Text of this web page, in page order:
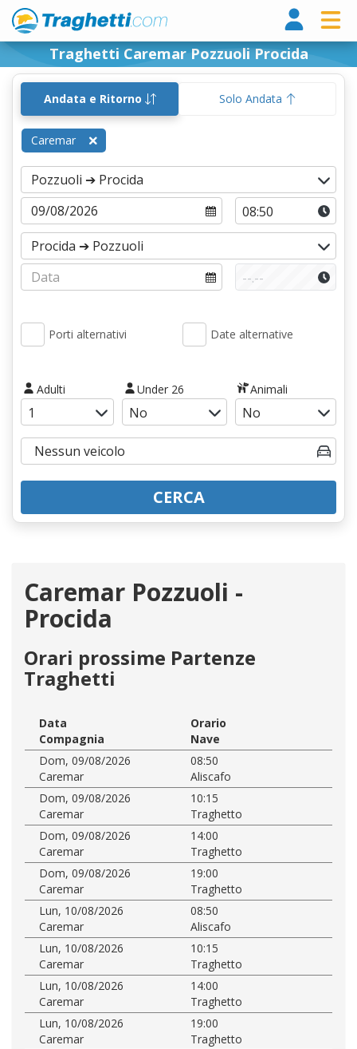
Traghetti Caremar Pozzuoli Procida
Andata e Ritorno Solo Andata
Caremar
Porti alternativi Date alternative
Adulti Under 26 Animali
CERCA
Caremar Pozzuoli -
Procida
Orari prossime Partenze
Traghetti
Data
Orario
Compagnia
Nave
Dom, 09/08/2026
08:50
Caremar
Aliscafo
Dom, 09/08/2026
10:15
Caremar
Traghetto
Dom, 09/08/2026
14:00
Caremar
Traghetto
Dom, 09/08/2026
19:00
Caremar
Traghetto
Lun, 10/08/2026
08:50
Caremar
Aliscafo
Lun, 10/08/2026
10:15
Caremar
Traghetto
Lun, 10/08/2026
14:00
Caremar
Traghetto
Lun, 10/08/2026
19:00
Caremar
Traghetto